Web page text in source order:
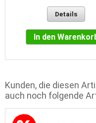
Details
In den
Kunden, die diesen
auch noch folgende